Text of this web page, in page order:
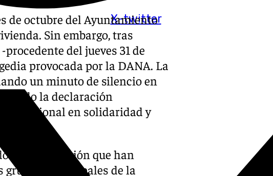
X-twitter
de octubre del Ayuntamiento
Sin embargo, tras
procedente del jueves 31 de
provocada por la DANA. La
un minuto de silencio en
leído la declaración
en solidaridad y
natural.
en una reunión que han
grupos municipales de la